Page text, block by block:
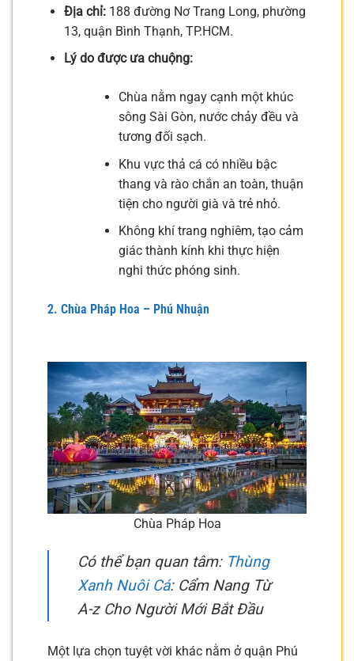
Địa chỉ:188 đường Nơ Trang Long, phường
13, quận Bình Thạnh, TP.HCM.
Lý do được ưa chuộng:
Chùa nằm ngay cạnh một khúc
sông Sài Gòn, nước chảy đều và
tương đối sạch.
Khu vực thả cá có nhiều bậc
thang và rào chắn an toàn, thuận
tiện cho người già và trẻ nhỏ.
Không khí trang nghiêm, tạo cảm
giác thành kính khi thực hiện
nghi thức phóng sinh.
2. Chùa Pháp Hoa – Phú Nhuận
Chùa Pháp Hoa
Có thể bạn quan tâm: Thùng
Xanh Nuôi Cá: Cẩm Nang Từ
A-z Cho Người Mới Bắt Đầu
Một lựa chọn tuyệt vời khác nằm ở quận Phú